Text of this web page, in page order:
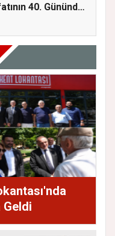
40. Gününde